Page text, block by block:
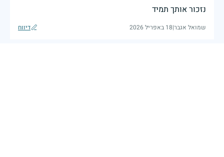
נזכור אותך תמיד
שמואל אגבר|18 באפריל 2026 דיווח